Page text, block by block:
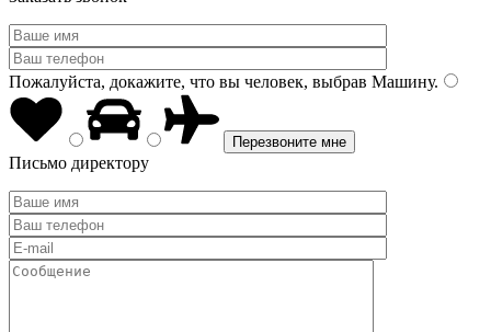
Пожалуйста, докажите, что вы человек, выбрав Машину.
Письмо директору